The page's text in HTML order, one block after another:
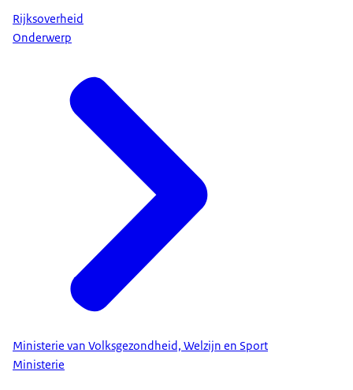
Rijksoverheid
Onderwerp
Ministerie van Volksgezondheid, Welzijn en Sport
Ministerie